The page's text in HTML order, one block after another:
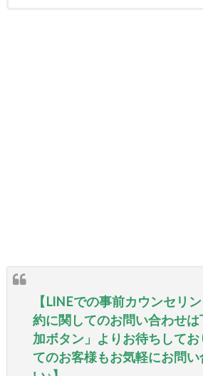
【LINEでの事前カウンセリ
約に関してのお問い合わせ
加ボタン」よりお待ちして
てのお客様もお気軽にお問い